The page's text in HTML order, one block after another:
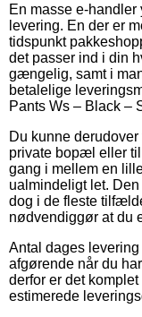
En masse e-
levering. En der er
tidspunkt
det passer ind i din
gængelig, samt i
betalelige
Pants Ws – Black –
Du kunne
private bopæl eller
gang i mellem en
ualmindeligt let.
dog i de fleste
nødvendiggør at du
Antal dages
afgørende når du
derfor er det
estimerede